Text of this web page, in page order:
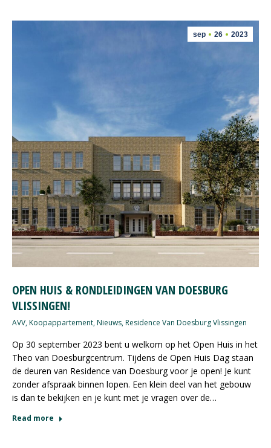
sep 26 2023
OPEN HUIS & RONDLEIDINGEN VAN DOESBURG
VLISSINGEN!
AVV,Koopappartement,Nieuws,Residence Van Doesburg Vlissingen
Op 30 september 2023 bent u welkom op het Open Huis in het
Theo van Doesburgcentrum. Tijdens de Open Huis Dag staan
de deuren van Residence van Doesburg voor je open! Je kunt
zonder afspraak binnen lopen. Een klein deel van het gebouw
is dan te bekijken en je kunt met je vragen over de…
Read more